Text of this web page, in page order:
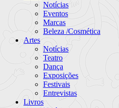
Notícias
Eventos
Marcas
Beleza /Cosmética
Artes
Notícias
Teatro
Dança
Exposições
Festivais
Entrevistas
Livros